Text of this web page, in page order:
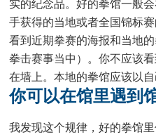
实的纪念品。好的拳馆一般
手获得的当地或者全国锦标
看到近期拳赛的海报和当地
拳击赛事当中）。你不应该
在墙上。本地的拳馆应该以自
你可以在馆里遇到
我发现这个规律，好的拳馆